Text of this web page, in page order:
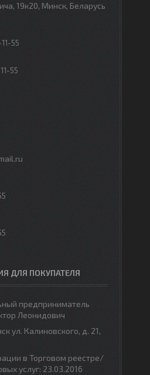
19к20, Минск, Беларусь
55
55
ДЛЯ ПОКУПАТЕЛЯ
предприниматель
Леонидович
ул. Калиновского, д. 21,
в Торговом реестре/
услуг: 23.03.2016